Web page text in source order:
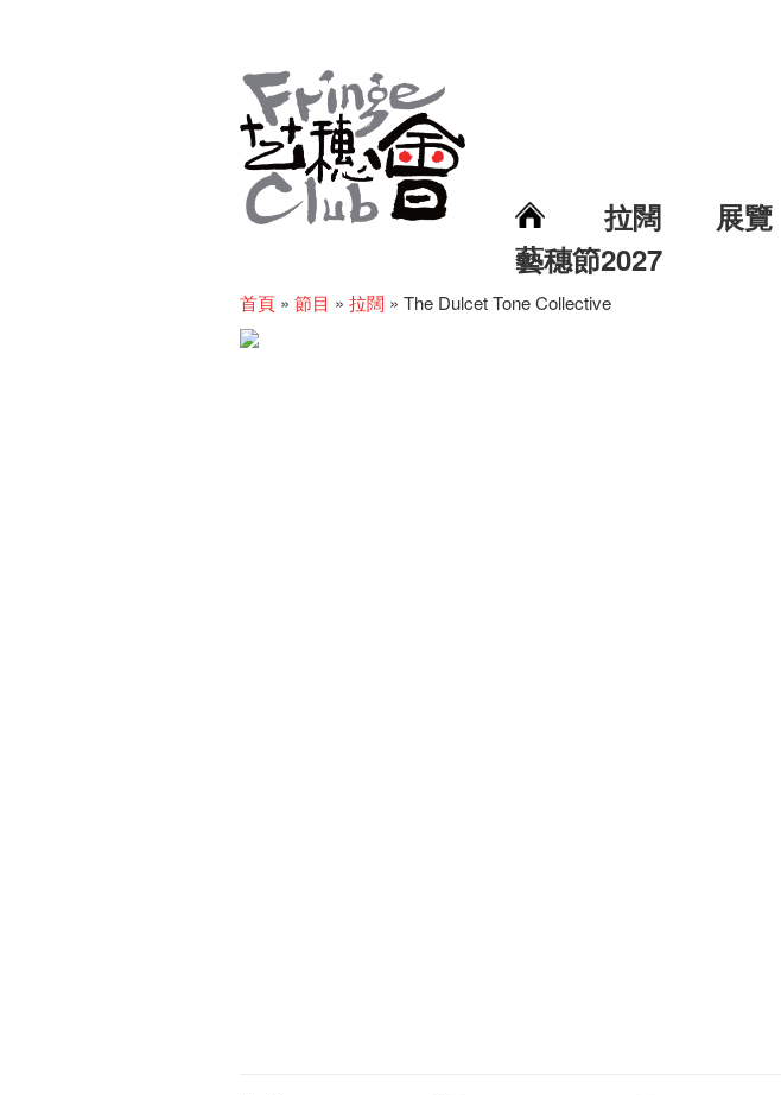
拉闊 展覽
藝穗節2027
首頁 » 節目 » 拉闊 » The Dulcet Tone Collective